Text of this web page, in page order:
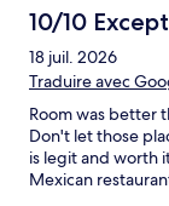
10/10
18 juil. 2026
Traduire avec
Room was better
Don't let those
is legit and worth
Mexican